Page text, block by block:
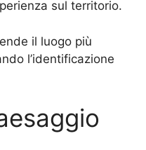
sul territorio.
il luogo più
l’identificazione